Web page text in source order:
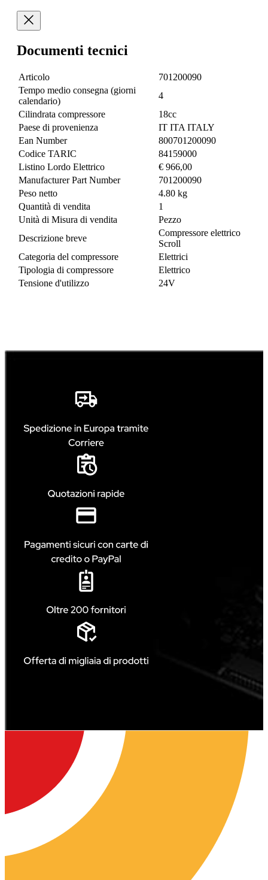
Documenti tecnici
Articolo
701200090
Tempo medio consegna (giorni
calendario)
4
Cilindrata compressore
18cc
Paese di provenienza
IT ITA ITALY
Ean Number
800701200090
Codice TARIC
84159000
Listino Lordo Elettrico
€ 966,00
Manufacturer Part Number
701200090
Peso netto
4.80 kg
Quantità di vendita
1
Unità di Misura di vendita
Pezzo
Descrizione breve
Compressore elettrico
Scroll
Categoria del compressore
Elettrici
Tipologia di compressore
Elettrico
Tensione d'utilizzo
24V